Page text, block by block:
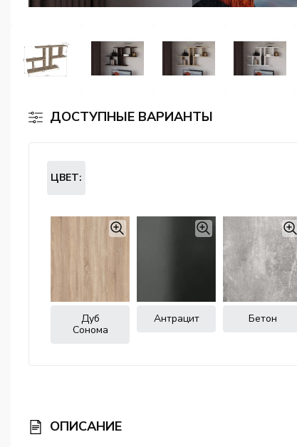
ДОСТУПНЫЕ ВАРИАНТЫ
ЦВЕТ:
Дуб
Сонома
Антрацит Бетон
ОПИСАНИЕ